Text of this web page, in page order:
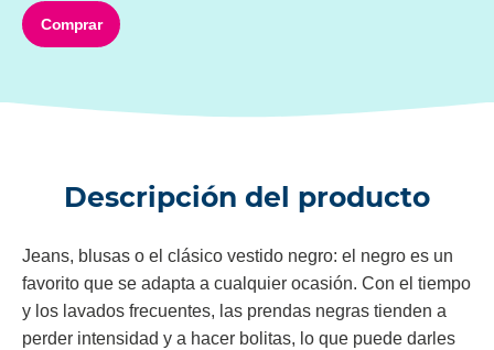
Comprar
Descripción del producto
Jeans, blusas o el clásico vestido negro: el negro es un
favorito que se adapta a cualquier ocasión. Con el tiempo
y los lavados frecuentes, las prendas negras tienden a
perder intensidad y a hacer bolitas, lo que puede darles